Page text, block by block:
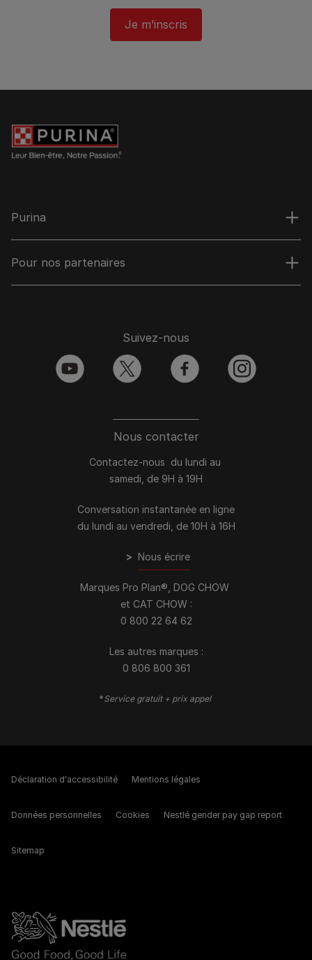
Je m’inscris
Purina
Pour nos partenaires
Nous contacter
Contactez-nous du lundi au
samedi, de 9H à 19H
Conversation instantanée en ligne
du lundi au vendredi, de 10H à 16H
> Nous écrire
Marques Pro Plan®, DOG CHOW
et CAT CHOW :
0 800 22 64 62
Les autres marques :​
0 806 800 361
*Service gratuit + prix appel
Suivez-nous
youtube twitter facebook instagram
Déclaration d'accessibilité Mentions légales
Données personnelles Cookies Nestlé gender pay gap report
Sitemap